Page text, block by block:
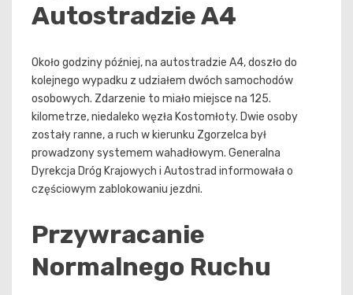
Autostradzie A4
Około godziny później, na autostradzie A4, doszło do
kolejnego wypadku z udziałem dwóch samochodów
osobowych. Zdarzenie to miało miejsce na 125.
kilometrze, niedaleko węzła Kostomłoty. Dwie osoby
zostały ranne, a ruch w kierunku Zgorzelca był
prowadzony systemem wahadłowym. Generalna
Dyrekcja Dróg Krajowych i Autostrad informowała o
częściowym zablokowaniu jezdni.
Przywracanie
Normalnego Ruchu